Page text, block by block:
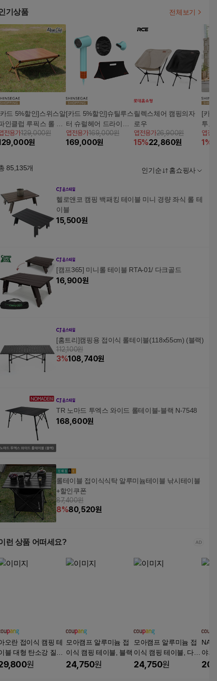
기상품 전체보기
드 5%할인]스위스알
인클럽 루픽스 롤 테
블(ATP-18)
전용가129,000원
원
[카드 5%할인]슈틸루스
터 슈럴헤어 드라이어
파우치트래블팩
앱전용가169,000원
169,000원
릴렉스체어 캠핑의자
로우
앱전용가26,900원
15%22,860원
[카
투도
P+
앱전
1%
85,135개 인기순 홈쇼핑사
헬로앤코 캠핑 백패킹 테이블 미니 경량 좌식 롤 테
이블
15,500원
[캠프365] 미니롤 테이블 RTA-01/ 다크골드
16,900원
[홈트리]캠핑용 접이식 롤테이블(118x55cm) (블랙)
112,100원
3%108,740원
TR 노마드 투엑스 와이드 롤테이블-블랙 N-7548
168,600원
롤테이블 접이식식탁 알루미늄테이블 낚시테이블
+할인쿠폰
87,400원
8%80,520원
런 상품 어떠세요?
오란 접이식 캠핑 테
블 대형 탄소강 질감,
랙
원
모아캠프 알루미늄 접
이식 캠핑 테이블, 블랙
24,750원
모아캠프 알루미늄 접
이식 캠핑 테이블, 다크
우드
24,750원
야외
피크